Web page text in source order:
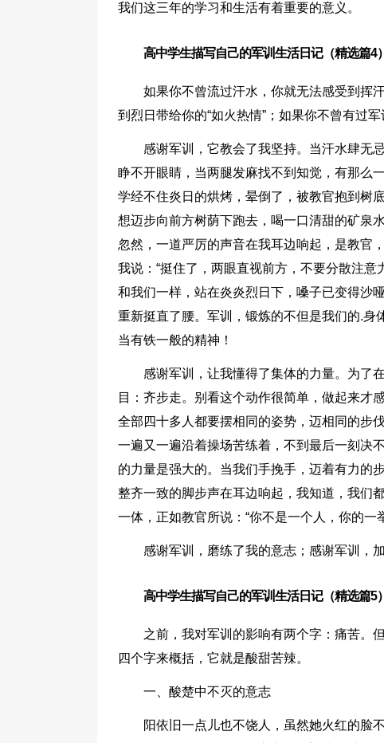
我们这三年的学习和生活有着重要的意义。
高中学生描写自己的军训生活日记（精选篇4）
如果你不曾流过汗水，你就无法感受到挥
到烈日带给你的“如火热情”；如果你不曾有过
感谢军训，它教会了我坚持。当汗水肆无
睁不开眼睛，当两腿发麻找不到知觉，有那么
学经不住炎日的烘烤，晕倒了，被教官抱到树
想迈步向前方树荫下跑去，喝一口清甜的矿泉
忽然，一道严厉的声音在我耳边响起，是教官
我说：“挺住了，两眼直视前方，不要分散注
和我们一样，站在炎炎烈日下，嗓子已变得沙
重新挺直了腰。军训，锻炼的不但是我们的.身
当有铁一般的精神！
感谢军训，让我懂得了集体的力量。为了
目：齐步走。别看这个动作很简单，做起来才
全部四十多人都要摆相同的姿势，迈相同的步
一遍又一遍沿着操场苦练着，不到最后一刻决
的力量是强大的。当我们手挽手，迈着有力的
整齐一致的脚步声在耳边响起，我知道，我们
一体，正如教官所说：“你不是一个人，你的
感谢军训，磨练了我的意志；感谢军训，
高中学生描写自己的军训生活日记（精选篇5）
之前，我对军训的影响有两个字：痛苦。
四个字来概括，它就是酸甜苦辣。
一、酸楚中不灭的意志
阳依旧一点儿也不饶人，虽然她火红的脸